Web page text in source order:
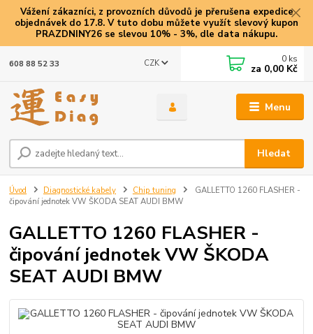
Vážení zákazníci, z provozních důvodů je přerušena expedice
objednávek do 17.8. V tuto dobu můžete využít slevový kupon
PRAZDNINY26 se slevou 10% - 3%, dle data nákupu.
Menu
CZK
Hledat
608 88 52 33 0 ks
za 0,00 Kč
Úvod Diagnostické kabely Chip tuning
GALLETTO 1260 FLASHER -
čipování jednotek VW ŠKODA SEAT AUDI BMW
GALLETTO 1260 FLASHER -
čipování jednotek VW ŠKODA
SEAT AUDI BMW